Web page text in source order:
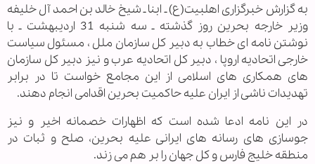
به گزارش خبرگزاری اهل‏بیت(ع) ـ ابنا ـ شیخ خالد بن احمد آل خلیفه
وزیر خارجه بحرین روز گذشته ـ سه شنبه 31 اردیبهشت ـ با
نوشتن نامه ای خطاب به دبیر کل سازمان ملل ، مسئول سیاست
خارجی اتحادیه اروپا ، دبیر کل اتحادیه عرب و نیز دبیر کل سازمان
های همکاری های اسلامی از این مجامع خواست تا در برابر
تهدیدات ناشی از ایران علیه حاکمیت بحرین اقدامی انجام دهند.
در این نامه ادعا شده است که اظهارات خصمانه اخیر و نیز
جوسازی های رسانه های ایرانی علیه بحرین، صلح و ثبات در
منطقه خلیج فارس و کل جهان را بر هم می زند.